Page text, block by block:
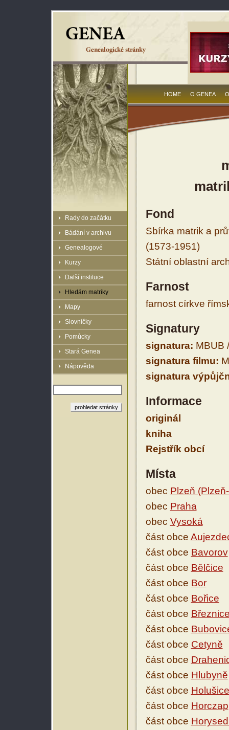
Rady do začátku
Bádání v archivu
Genealogové
Kurzy
Další instituce
Hledám matriky
Mapy
Slovníčky
Pomůcky
Stará Genea
Nápověda
HOME O GENEA
Fond
Sbírka matrik a
(1573-1951)
Státní oblastní
Farnost
farnost církve
Signatury
signatura: MBUB
signatura filmu:
signatura
Informace
originál
kniha
Rejstřík obcí
Místa
obec Plzeň
obec Praha
obec Vysoká
část obce
část obce Bavorov
část obce Bělčice
část obce Bor
část obce Bořice
část obce
část obce
část obce Cetyně
část obce
část obce Hlubyně
část obce Holušice
část obce Horczap
část obce